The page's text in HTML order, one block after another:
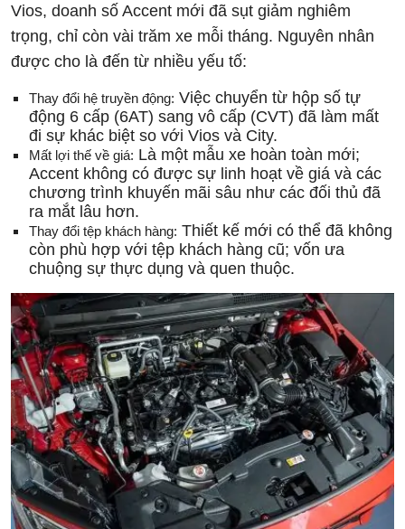
Vios, doanh số Accent mới đã sụt giảm nghiêm
trọng, chỉ còn vài trăm xe mỗi tháng. Nguyên nhân
được cho là đến từ nhiều yếu tố:
Thay đổi hệ truyền động: Việc chuyển từ hộp số tự
động 6 cấp (6AT) sang vô cấp (CVT) đã làm mất
đi sự khác biệt so với Vios và City.
Mất lợi thế về giá: Là một mẫu xe hoàn toàn mới;
Accent không có được sự linh hoạt về giá và các
chương trình khuyến mãi sâu như các đối thủ đã
ra mắt lâu hơn.
Thay đổi tệp khách hàng: Thiết kế mới có thể đã không
còn phù hợp với tệp khách hàng cũ; vốn ưa
chuộng sự thực dụng và quen thuộc.